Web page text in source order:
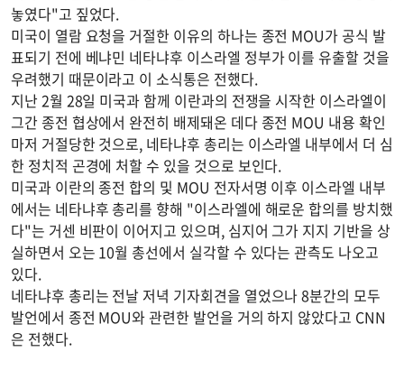
놓였다"고 짚었다.
미국이 열람 요청을 거절한 이유의 하나는 종전 MOU가 공식 발
표되기 전에 베냐민 네타냐후 이스라엘 정부가 이를 유출할 것을
우려했기 때문이라고 이 소식통은 전했다.
지난 2월 28일 미국과 함께 이란과의 전쟁을 시작한 이스라엘이
그간 종전 협상에서 완전히 배제돼온 데다 종전 MOU 내용 확인
마저 거절당한 것으로, 네타냐후 총리는 이스라엘 내부에서 더 심
한 정치적 곤경에 처할 수 있을 것으로 보인다.
미국과 이란의 종전 합의 및 MOU 전자서명 이후 이스라엘 내부
에서는 네타냐후 총리를 향해 "이스라엘에 해로운 합의를 방치했
다"는 거센 비판이 이어지고 있으며, 심지어 그가 지지 기반을 상
실하면서 오는 10월 총선에서 실각할 수 있다는 관측도 나오고
있다.
네타냐후 총리는 전날 저녁 기자회견을 열었으나 8분간의 모두
발언에서 종전 MOU와 관련한 발언을 거의 하지 않았다고 CNN
은 전했다.